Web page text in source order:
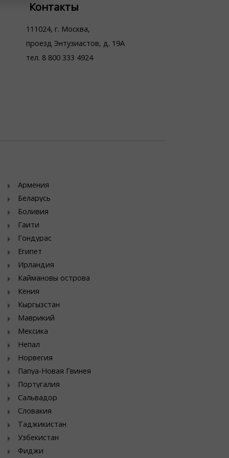
Контакты
111024, г. Москва,
проезд Энтузиастов, д. 19А
тел. 8 800 333 4924
Армения
Беларусь
Боливия
Гаити
Гондурас
Египет
Ирландия
Каймановы острова
Кения
Кыргызстан
Маврикий
Мексика
Непал
Норвегия
Папуа-Новая Гвинея
Португалия
Сальвадор
Словакия
Таджикистан
Узбекистан
Фиджи